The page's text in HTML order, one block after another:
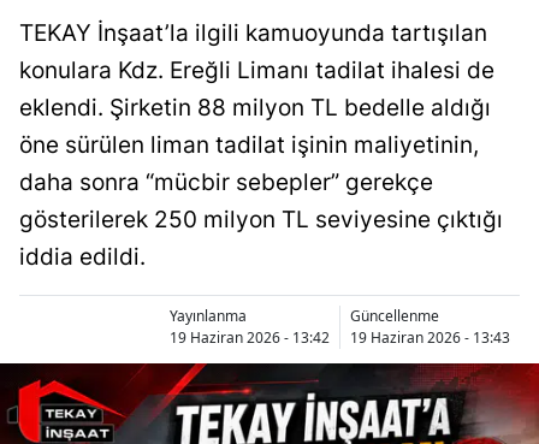
TEKAY İnşaat’la ilgili kamuoyunda tartışılan
konulara Kdz. Ereğli Limanı tadilat ihalesi de
eklendi. Şirketin 88 milyon TL bedelle aldığı
öne sürülen liman tadilat işinin maliyetinin,
daha sonra “mücbir sebepler” gerekçe
gösterilerek 250 milyon TL seviyesine çıktığı
iddia edildi.
Yayınlanma
19 Haziran 2026 - 13:42
Güncellenme
19 Haziran 2026 - 13:43